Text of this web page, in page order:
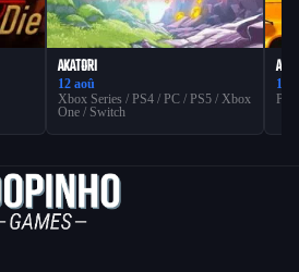
AKATORI
12 aoû
Xbox Series / PS4 / PC / PS5 / Xbox
One / Switch
12
PC